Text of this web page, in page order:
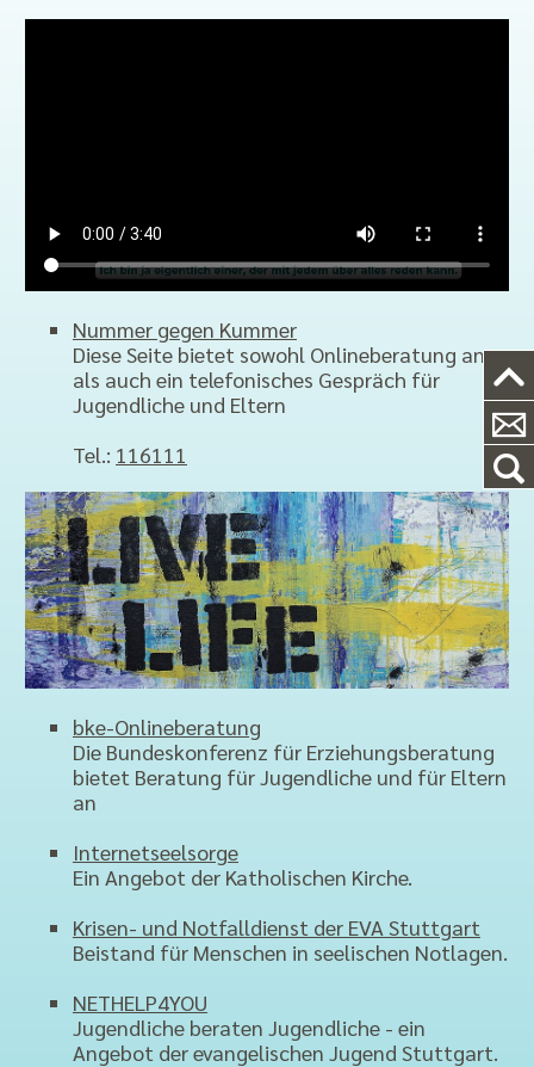
Nummer gegen Kummer
Diese Seite bietet sowohl Onlineberatung an
als auch ein telefonisches Gespräch für
Jugendliche und Eltern
Tel.: 116111
bke-Onlineberatung
Die Bundeskonferenz für Erziehungsberatung
bietet Beratung für Jugendliche und für Eltern
an
Internetseelsorge
Ein Angebot der Katholischen Kirche.
Krisen- und Notfalldienst der EVA Stuttgart
Beistand für Menschen in seelischen Notlagen.
NETHELP4YOU
Jugendliche beraten Jugendliche - ein
Angebot der evangelischen Jugend Stuttgart.